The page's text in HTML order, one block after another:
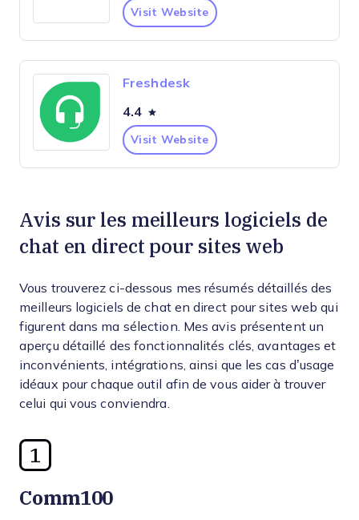
Visit Website
Freshdesk
4.4
Visit Website
Avis sur les meilleurs logiciels de
chat en direct pour sites web
Vous trouverez ci-dessous mes résumés détaillés des
meilleurs logiciels de chat en direct pour sites web qui
figurent dans ma sélection. Mes avis présentent un
aperçu détaillé des fonctionnalités clés, avantages et
inconvénients, intégrations, ainsi que les cas d’usage
idéaux pour chaque outil afin de vous aider à trouver
celui qui vous conviendra.
1
Comm100